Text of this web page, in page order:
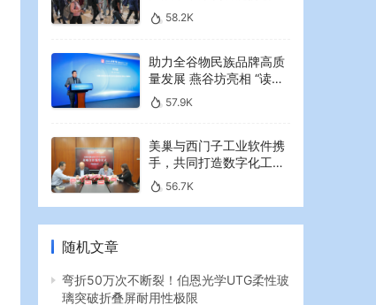
AI解决方案引领中东可持
续未来
58.2K
助力全谷物民族品牌高质
量发展 燕谷坊亮相 “读懂
中国”国际会议
57.9K
美巢与西门子工业软件携
手，共同打造数字化工业
新篇章
56.7K
随机文章
弯折50万次不断裂！伯恩光学UTG柔性玻
璃突破折叠屏耐用性极限